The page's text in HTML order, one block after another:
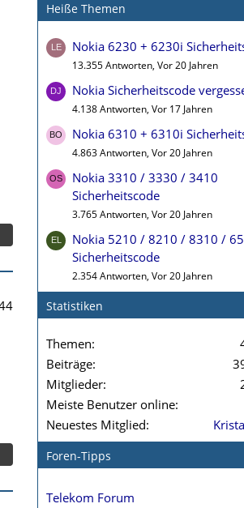
Heiße Themen
Nokia 6230 + 6230i
13.355 Antworten, Vor 20 Jahren
Nokia Sicherheitscode
4.138 Antworten, Vor 17 Jahren
Nokia 6310 + 6310i
4.863 Antworten, Vor 20 Jahren
Nokia 3310 / 3330 / 3410
Sicherheitscode
3.765 Antworten, Vor 20 Jahren
Nokia 5210 / 8210 / 8310 /
Sicherheitscode
2.354 Antworten, Vor 20 Jahren
Statistiken
Themen
Beiträge
Mitglieder
Meiste Benutzer online
Neuestes Mitglied
Foren-Tipps
Telekom Forum